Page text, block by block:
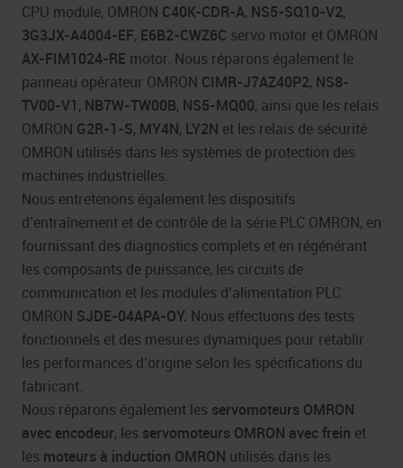
CPU module, OMRON C40K-CDR-A, NS5-SQ10-V2,
3G3JX-A4004-EF, E6B2-CWZ6C servo motor et OMRON
AX-FIM1024-RE motor. Nous réparons également le
panneau opérateur OMRON CIMR-J7AZ40P2, NS8-
TV00-V1, NB7W-TW00B, NS5-MQ00, ainsi que les relais
OMRON G2R-1-S, MY4N, LY2N et les relais de sécurité
OMRON utilisés dans les systèmes de protection des
machines industrielles.
Nous entretenons également les dispositifs
d’entraînement et de contrôle de la série PLC OMRON, en
fournissant des diagnostics complets et en régénérant
les composants de puissance, les circuits de
communication et les modules d’alimentation PLC
OMRON SJDE-04APA-OY. Nous effectuons des tests
fonctionnels et des mesures dynamiques pour rétablir
les performances d’origine selon les spécifications du
fabricant.
Nous réparons également les servomoteurs OMRON
avec encodeur, les servomoteurs OMRON avec frein et
les moteurs à induction OMRON utilisés dans les